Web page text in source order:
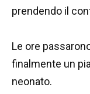
prendendo il
Le ore
finalmente un
neonato.